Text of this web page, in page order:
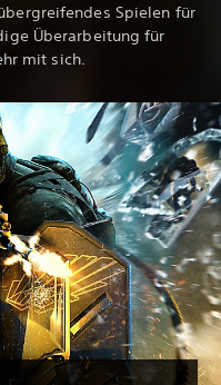
Spielen für
Überarbeitung für
mit sich.